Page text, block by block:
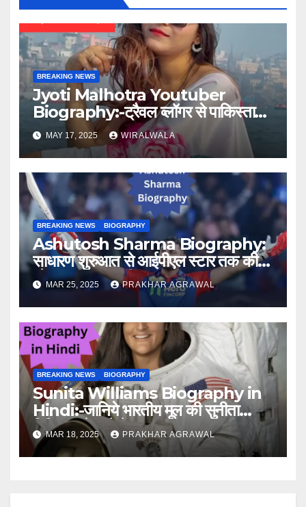
BREAKING NEWS
Jyoti Malhotra Youtuber
Biography:-ट्रैवल व्लॉगर से पाकिस्तानी
जासूस तक
MAY 17, 2025 WIRALWALA
BREAKING NEWS BIOGRAPHY
Ashutosh Sharma Biography:
साधारण शुरुआत से आईपीएल स्टार तक की
प्रेरणादायक कहानी
MAR 25, 2025 PRAKHAR AGRAWAL
BREAKING NEWS BIOGRAPHY
Sunita Williams Biography in
Hindi:-जानिये भारतीय मूल की सुनीता
विलियम्स के बारे में
MAR 18, 2025 PRAKHAR AGRAWAL